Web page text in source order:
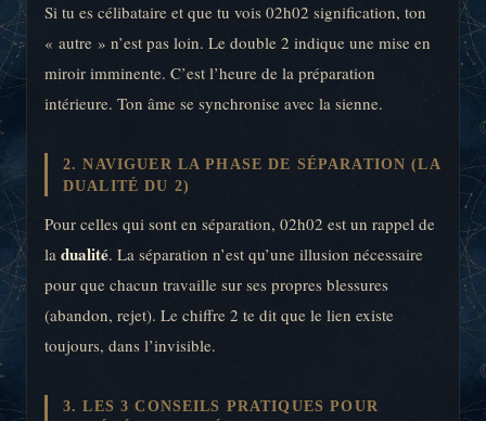
Si tu es célibataire et que tu vois 02h02 signification, ton
« autre » n’est pas loin. Le double 2 indique une mise en
miroir imminente. C’est l’heure de la préparation
intérieure. Ton âme se synchronise avec la sienne.
2. NAVIGUER LA PHASE DE SÉPARATION (LA
DUALITÉ DU 2)
Pour celles qui sont en séparation, 02h02 est un rappel de
la dualité. La séparation n’est qu’une illusion nécessaire
pour que chacun travaille sur ses propres blessures
(abandon, rejet). Le chiffre 2 te dit que le lien existe
toujours, dans l’invisible.
3. LES 3 CONSEILS PRATIQUES POUR